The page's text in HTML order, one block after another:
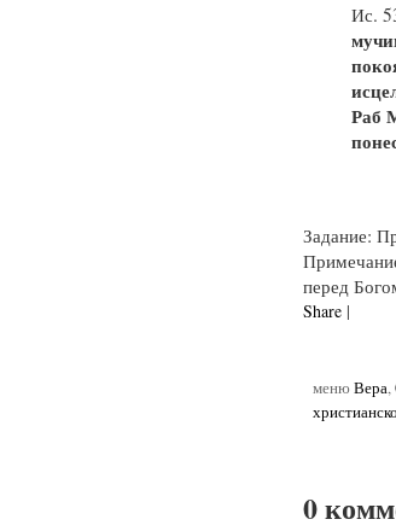
Ис.
Раб
Задание:
перед
Share |
меню Вера,
0